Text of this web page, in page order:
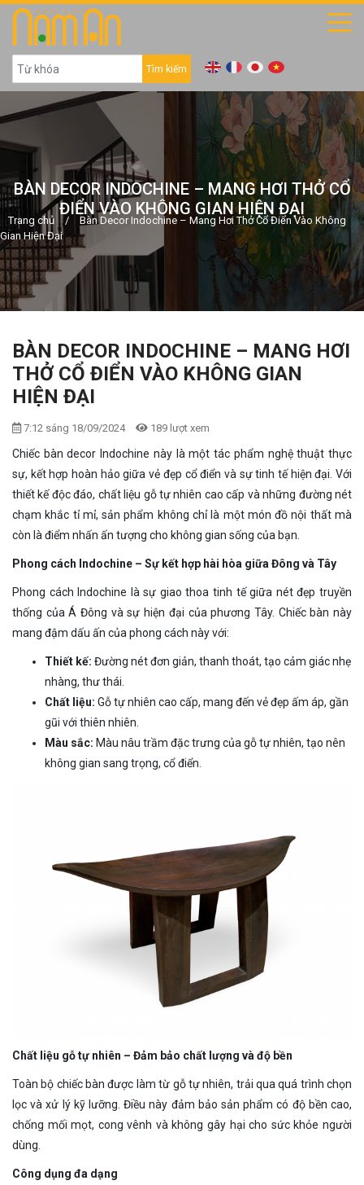
Tìm kiếm
BÀN DECOR INDOCHINE – MANG HƠI THỞ CỔ
ĐIỂN VÀO KHÔNG GIAN HIỆN ĐẠI
Trang chủ /
Bàn Decor Indochine – Mang Hơi Thở Cổ Điển Vào Không
Gian Hiện Đại
BÀN DECOR INDOCHINE – MANG HƠI
THỞ CỔ ĐIỂN VÀO KHÔNG GIAN
HIỆN ĐẠI
7:12 sáng 18/09/2024 189 lượt xem
Chiếc bàn decor Indochine này là một tác phẩm nghệ thuật thực
sự, kết hợp hoàn hảo giữa vẻ đẹp cổ điển và sự tinh tế hiện đại. Với
thiết kế độc đáo, chất liệu gỗ tự nhiên cao cấp và những đường nét
chạm khắc tỉ mỉ, sản phẩm không chỉ là một món đồ nội thất mà
còn là điểm nhấn ấn tượng cho không gian sống của bạn.
Phong cách Indochine – Sự kết hợp hài hòa giữa Đông và Tây
Phong cách Indochine là sự giao thoa tinh tế giữa nét đẹp truyền
thống của Á Đông và sự hiện đại của phương Tây. Chiếc bàn này
mang đậm dấu ấn của phong cách này với:
Thiết kế: Đường nét đơn giản, thanh thoát, tạo cảm giác nhẹ
nhàng, thư thái.
Chất liệu: Gỗ tự nhiên cao cấp, mang đến vẻ đẹp ấm áp, gần
gũi với thiên nhiên.
Màu sắc: Màu nâu trầm đặc trưng của gỗ tự nhiên, tạo nên
không gian sang trọng, cổ điển.
Chất liệu gỗ tự nhiên – Đảm bảo chất lượng và độ bền
Toàn bộ chiếc bàn được làm từ gỗ tự nhiên, trải qua quá trình chọn
lọc và xử lý kỹ lưỡng. Điều này đảm bảo sản phẩm có độ bền cao,
chống mối mọt, cong vênh và không gây hại cho sức khỏe người
dùng.
Công dụng đa dạng